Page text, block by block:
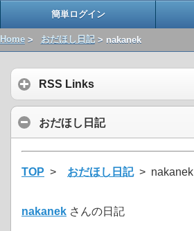
簡単ログイン
Home > おだほし日記> nakanek
RSS Links
おだほし日記
TOP > おだほし日記> nakanek
nakanek さんの日記